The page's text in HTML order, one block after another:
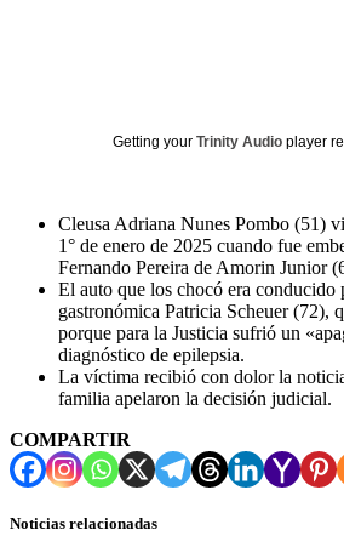
Getting your Trinity Audio player
Cleusa Adriana Nunes Pombo (51)
1° de enero de 2025 cuando fue
Fernando Pereira de Amorin Junior
El auto que los chocó era conducido
gastronómica Patricia Scheuer (72),
porque para la Justicia sufrió un
diagnóstico de epilepsia.
La víctima recibió con dolor la
familia apelaron la decisión judicial.
COMPARTIR
Noticias relacionadas